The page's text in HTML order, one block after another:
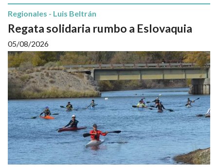
Regata solidaria rumbo a Eslovaquia
Regionales - Luis Beltrán
05/08/2026